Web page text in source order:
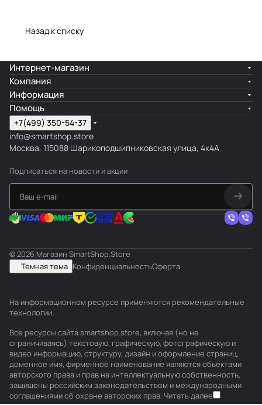
Назад к списку
Интернет-магазин
Компания
Информация
Помощь
+7(499) 350-54-37
info@smartshop.store
Москва, 115088 Шарикоподшипниковская улица, 4к4А
Подписаться на новости и акции
© 2026 Магазин SmartShop.Store
Темная тема КонфиденциальностьОферта
На информационном ресурсе применяются рекомендательные
технологии.
Все ресурсы сайта smartshop.store, включая (но не
ограничиваясь) текстовую, графическую, фотографическую и
видео информацию, структуру, дизайн и оформление страниц,
доменное имя, фирменное наименование являются объектами
авторского права и прав на интеллектуальную собственность,
защищены российским законодательством и международными
соглашениями об охране авторских прав. Читать далее